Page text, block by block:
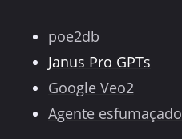
poe2db
Janus Pro GPTs
Google Veo2
Agente esfumaçado